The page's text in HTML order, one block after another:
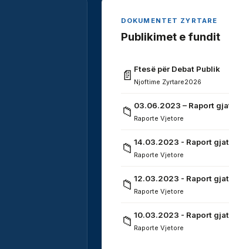
DOKUMENTET ZYRTARE
Publikimet e fundit
📄 Ftesë për Debat Publik
Njoftime Zyrtare2026
📁 03.06.2023 – Raport
Raporte Vjetore
📁 14.03.2023 - Raport
Raporte Vjetore
📁 12.03.2023 - Raport
Raporte Vjetore
📁 10.03.2023 - Raport
Raporte Vjetore